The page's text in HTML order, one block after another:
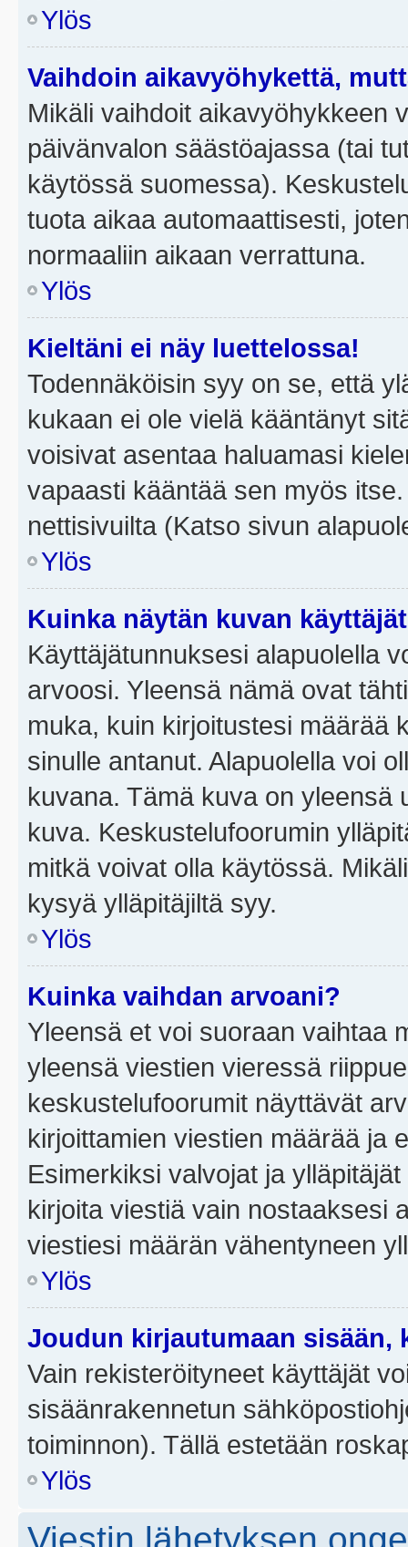
Ylös
Vaihdoin aikavyöhykettä,
Mikäli vaihdoit aikavyöhykkeen
päivänvalon säästöajassa (tai
käytössä suomessa).
tuota aikaa automaattisesti,
normaaliin aikaan verrattuna.
Ylös
Kieltäni ei näy luettelossa!
Todennäköisin syy on se, että
kukaan ei ole vielä kääntänyt
voisivat asentaa haluamasi
vapaasti kääntää sen myös
nettisivuilta (Katso sivun
Ylös
Kuinka näytän kuvan
Käyttäjätunnuksesi alapuolella
arvoosi. Yleensä nämä ovat
muka, kuin kirjoitustesi määrää
sinulle antanut. Alapuolella voi
kuvana. Tämä kuva on yleensä
kuva. Keskustelufoorumin
mitkä voivat olla käytössä.
kysyä ylläpitäjiltä syy.
Ylös
Kuinka vaihdan arvoani?
Yleensä et voi suoraan vaihtaa
yleensä viestien vieressä
keskustelufoorumit näyttävät
kirjoittamien viestien määrää ja
Esimerkiksi valvojat ja
kirjoita viestiä vain nostaaksesi
viestiesi määrän vähentyneen
Ylös
Joudun kirjautumaan sisään,
Vain rekisteröityneet käyttäjät
sisäänrakennetun
toiminnon). Tällä estetään
Ylös